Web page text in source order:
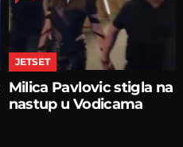
JETSET
Milica Pavlovic stigla na
nastup u Vodicama